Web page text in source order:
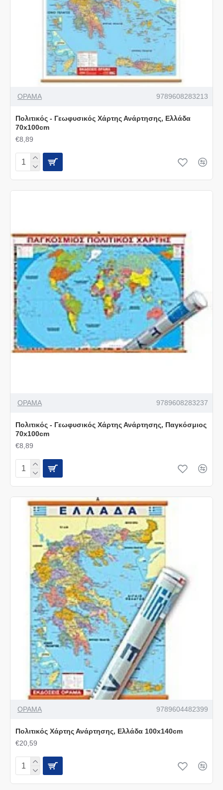
ΟΡΑΜΑ 9789608283213
Πολιτικός - Γεωφυσικός Χάρτης Ανάρτησης, Ελλάδα
70x100cm
€8,89
ΟΡΑΜΑ 9789608283237
Πολιτικός - Γεωφυσικός Χάρτης Ανάρτησης, Παγκόσμιος
70x100cm
€8,89
ΟΡΑΜΑ 9789604482399
Πολιτικός Χάρτης Ανάρτησης, Ελλάδα 100x140cm
€20,59